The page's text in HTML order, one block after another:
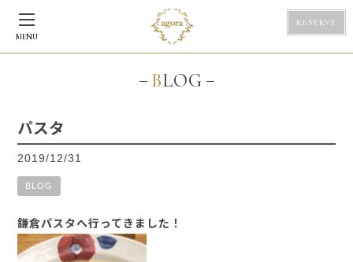
MENU
RESERVE
BLOG
パスタ
2019/12/31
BLOG
鎌倉パスタへ行ってきました！